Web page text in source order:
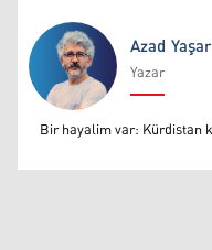
Azad Yaşar
Azad Yaşar
Yazar
Bir hayalim var: Kürdistan